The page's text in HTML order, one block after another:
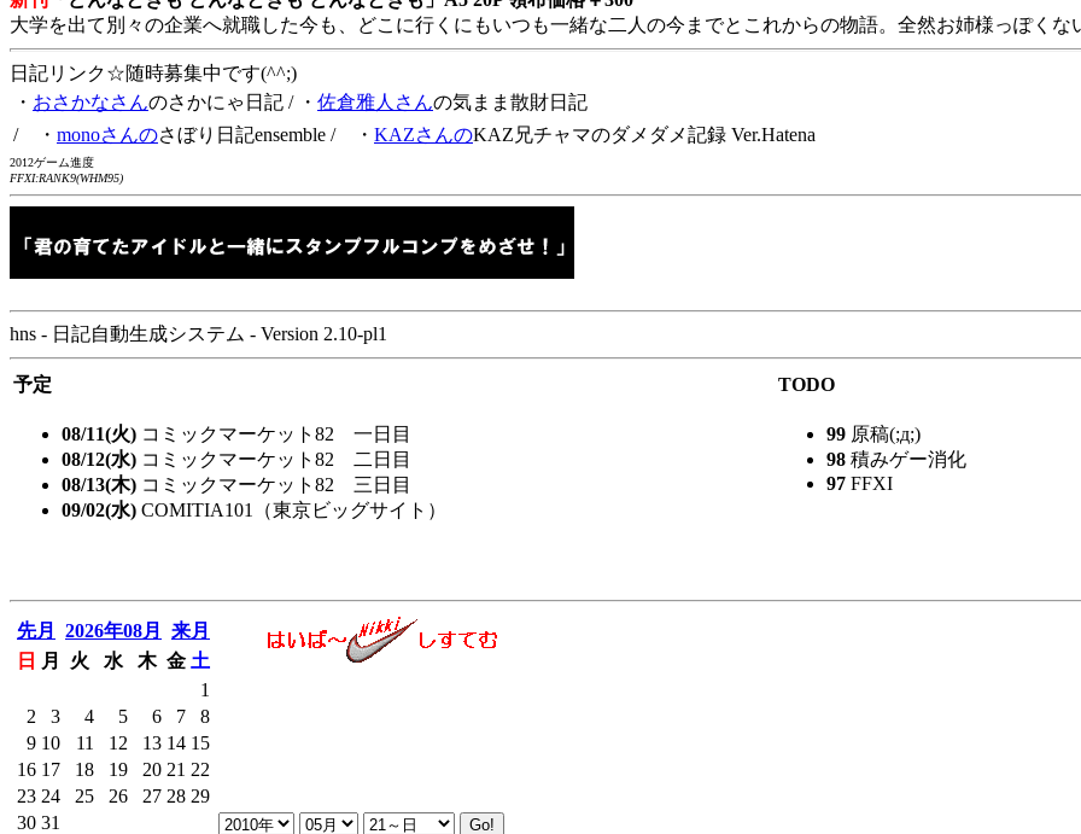
大学を出て別々の企業へ就職した今も、どこに行くにもいつも一緒な二人の今までとこれからの物語。全然お姉様っぽくな
日記リンク☆随時募集中です(^^;)
・ おさかなさんのさかにゃ日記 / ・ 佐倉雅人さんの気まま散財日記
/ ・ monoさんのさぼり日記ensemble / ・ KAZさんのKAZ兄チャマのダメダメ記録 Ver.Hatena
2012ゲーム進度
FFXI:RANK9(WHM95)
hns - 日記自動生成システム - Version 2.10-pl1
予定 TODO
08/11(火) コミックマーケット82 一日目
08/12(水) コミックマーケット82 二日目
08/13(木) コミックマーケット82 三日目
09/02(水) COMITIA101（東京ビッグサイト）
99 原稿(;д;)
98 積みゲー消化
97 FFXI
先月 2026年08月
来月
日
月 火 水 木 金 土
1
2
3 4 5 6 7
8
9 10 11 12 13 14 15
16 17 18 19 20 21 22
23 24 25 26 27 28 29
30 31